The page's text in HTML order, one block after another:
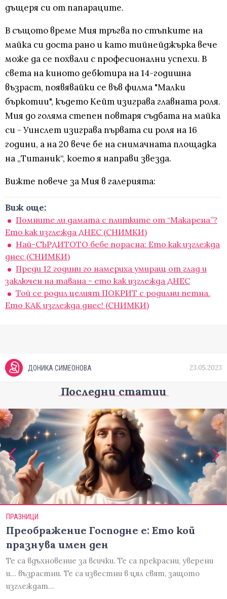
дъщеря си от папараците.
В същото време Мия тръгва по стъпките на
майка си доста рано и като тийнейджърка вече
може да се похвали с професионални успехи. В
света на киното дебютира на 14-годишна
възраст, появявайки се във филма "Малки
бъркотии", където Кейт изиграва главната роля.
Мия до голяма степен повтаря съдбата на майка
си - Уинслет изиграва първата си роля на 16
години, а на 20 вече бе на снимачната площадка
на „Титаник“, което я направи звезда.
Вижте повече за Мия в галерията:
Виж още:
Помните ли дамата с плитките от “Макарена”?
Ето как изглежда ДНЕС (СНИМКИ)
Най-СЪРДИТОТО бебе порасна: Ето как изглежда
днес (СНИМКИ)
Преди 12 години го намериха умиращ от глад и
заключен на тавана - ето как изглежда ДНЕС
Той се родил целият ПОКРИТ с родилни петна.
Ето КАК изглежда днес! (СНИМКИ)
ДОНИКА СИМЕОНОВА 23.05.2023
Последни статии
ПРАЗНИЦИ
Преображение Господне е: Ето кой
празнува имен ден
Те са вдъхновение за всички. Те са прекрасни, уверени
и... възрастни. Те са известни в цял свят, защото
изглеждат…